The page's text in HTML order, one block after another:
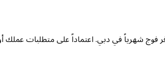
فوج شهرياً في دبي. اعتماداً على متطلبات عملك